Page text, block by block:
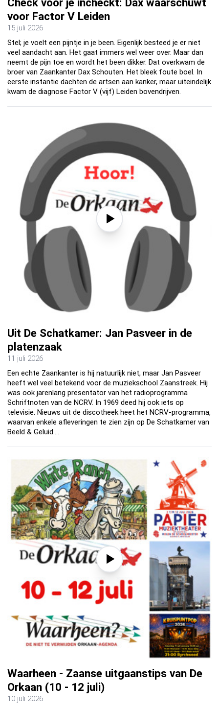
voor Factor V Leiden
15 juli 2026
Stel; je voelt een pijntje in je been. Eigenlijk besteed je er niet
veel aandacht aan. Het gaat immers wel weer over. Maar dan
neemt de pijn toe en wordt het been dikker. Dat overkwam de
broer van Zaankanter Dax Schouten. Het bleek foute boel. In
eerste instantie dachten de artsen aan kanker, maar uiteindelijk
kwam de diagnose Factor V (vijf) Leiden bovendrijven.
Uit De Schatkamer: Jan Pasveer in de
platenzaak
11 juli 2026
Een echte Zaankanter is hij natuurlijk niet, maar Jan Pasveer
heeft wel veel betekend voor de muziekschool Zaanstreek. Hij
was ook jarenlang presentator van het radioprogramma
Schriftnoten van de NCRV. In 1969 deed hij ook iets op
televisie. Nieuws uit de discotheek heet het NCRV-programma,
waarvan enkele afleveringen te zien zijn op De Schatkamer van
Beeld & Geluid.…
Waarheen - Zaanse uitgaanstips van De
Orkaan (10 - 12 juli)
10 juli 2026